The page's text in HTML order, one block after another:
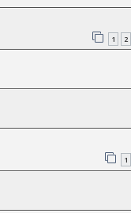
1 2
1